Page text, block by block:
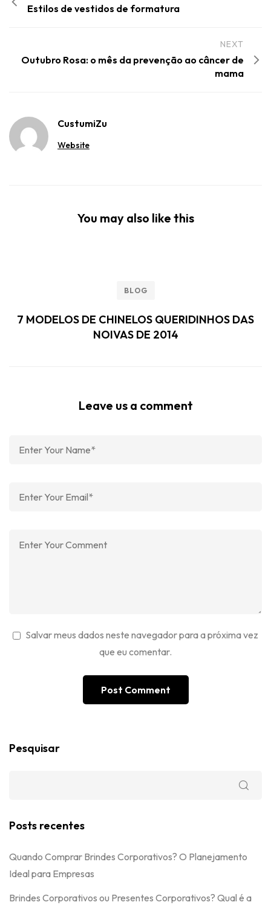
Estilos de vestidos de formatura
NEXT
Outubro Rosa: o mês da prevenção ao câncer de
mama
CustumiZu
Website
You may also like this
BLOG
7 MODELOS DE CHINELOS QUERIDINHOS DAS
NOIVAS DE 2014
Leave us a comment
Salvar meus dados neste navegador para a próxima vez
que eu comentar.
Pesquisar
Posts recentes
Quando Comprar Brindes Corporativos? O Planejamento
Ideal para Empresas
Brindes Corporativos ou Presentes Corporativos? Qual é a